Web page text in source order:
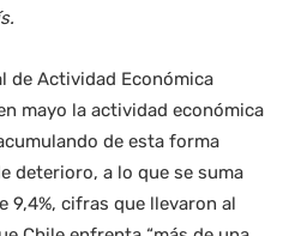
de Actividad Económica
mayo la actividad económica
de esta forma
deterioro, a lo que se suma
9,4%, cifras que llevaron al